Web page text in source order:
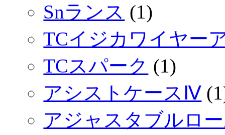
Snランス (1)
TCイジカワイヤー
TCスパーク (1)
アシストケースⅣ
アジャスタブルロ